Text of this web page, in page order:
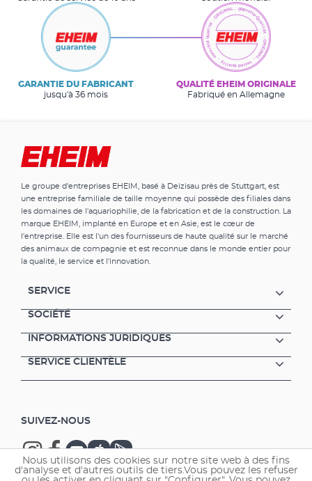
GARANTIE DU FABRICANT
jusqu'à 36 mois
QUALITÉ EHEIM ORIGINALE
Fabriqué en Allemagne
Le groupe d'entreprises EHEIM, basé à Deizisau près de Stuttgart, est
une entreprise familiale de taille moyenne qui possède des filiales dans
les domaines de l'aquariophilie, de la fabrication et de la construction. La
marque EHEIM, implanté en Europe et en Asie, est le cœur de
l'entreprise. Elle est l'un des fournisseurs de haute qualité sur le marché
des animaux de compagnie et est reconnue dans le monde entier pour
la qualité, le service et l'innovation.
SERVICE
SOCIÉTÉ
INFORMATIONS JURIDIQUES
SERVICE CLIENTÈLE
SUIVEZ-NOUS
Nous utilisons des cookies sur notre site web à des fins
d'analyse et d'autres outils de tiers.Vous pouvez les refuser